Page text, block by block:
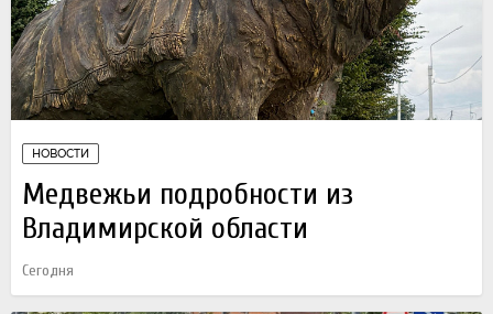
НОВОСТИ
Медвежьи подробности из
Владимирской области
Сегодня